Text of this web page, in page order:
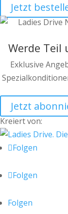
Jetzt
Werde Teil
Exklusive
Jetzt
Kreiert von:
Folgen
Folgen
Folgen